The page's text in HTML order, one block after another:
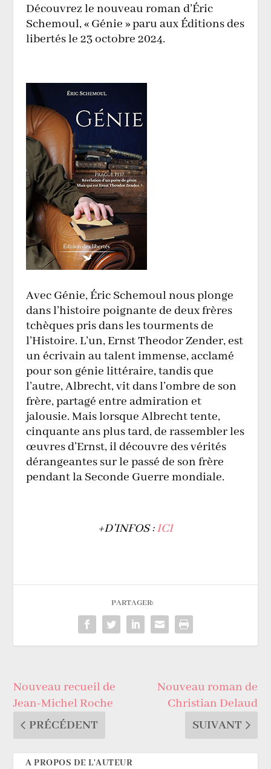
Découvrez le nouveau roman d’Éric
Schemoul, « Génie » paru aux Éditions des
libertés le 23 octobre 2024.
​Avec Génie, Éric Schemoul nous plonge
dans l’histoire poignante de deux frères
tchèques pris dans les tourments de
l’Histoire. L’un, Ernst Theodor Zender, est
un écrivain au talent immense, acclamé
pour son génie littéraire, tandis que
l’autre, Albrecht, vit dans l’ombre de son
frère, partagé entre admiration et
jalousie. Mais lorsque Albrecht tente,
cinquante ans plus tard, de rassembler les
œuvres d’Ernst, il découvre des vérités
dérangeantes sur le passé de son frère
pendant la Seconde Guerre mondiale.
+D’INFOS :ICI
PARTAGER:
Nouveau recueil de
Jean-Michel Roche
PRÉCÉDENT
Nouveau roman de
Christian Delaud
SUIVANT
A PROPOS DE L'AUTEUR